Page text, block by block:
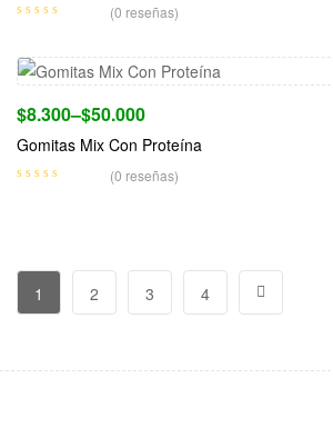
(0 reseñas)
Seleccionar Opciones
$8.300–$50.000
Gomitas Mix Con Proteína
(0 reseñas)
1 2 3 4